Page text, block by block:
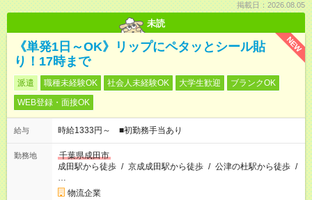
掲載日：2026.08.05
未読
NEW
《単発1日～OK》リップにペタッとシール貼
り！17時まで
派遣 職種未経験OK 社会人未経験OK 大学生歓迎
ブランクOK
WEB登録・面接OK
給与 時給1333円～ ■初勤務手当あり
勤務地
千葉県成田市
成田駅から徒歩 / 京成成田駅から徒歩 / 公津の杜駅から徒歩 /
…
物流企業